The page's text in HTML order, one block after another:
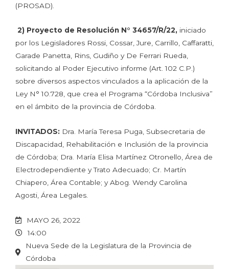
(PROSAD).
2) Proyecto de Resolución N° 34657/R/22, iniciado
por los Legisladores Rossi, Cossar, Jure, Carrillo, Caffaratti,
Garade Panetta, Rins, Gudiño y De Ferrari Rueda,
solicitando al Poder Ejecutivo informe (Art. 102 C.P.)
sobre diversos aspectos vinculados a la aplicación de la
Ley N° 10.728, que crea el Programa “Córdoba Inclusiva”
en el ámbito de la provincia de Córdoba.
INVITADOS: Dra. María Teresa Puga, Subsecretaria de
Discapacidad, Rehabilitación e Inclusión de la provincia
de Córdoba; Dra. María Elisa Martínez Otronello, Área de
Electrodependiente y Trato Adecuado; Cr. Martín
Chiapero, Área Contable; y Abog. Wendy Carolina
Agosti, Área Legales.
MAYO 26, 2022
14:00
Nueva Sede de la Legislatura de la Provincia de
Córdoba